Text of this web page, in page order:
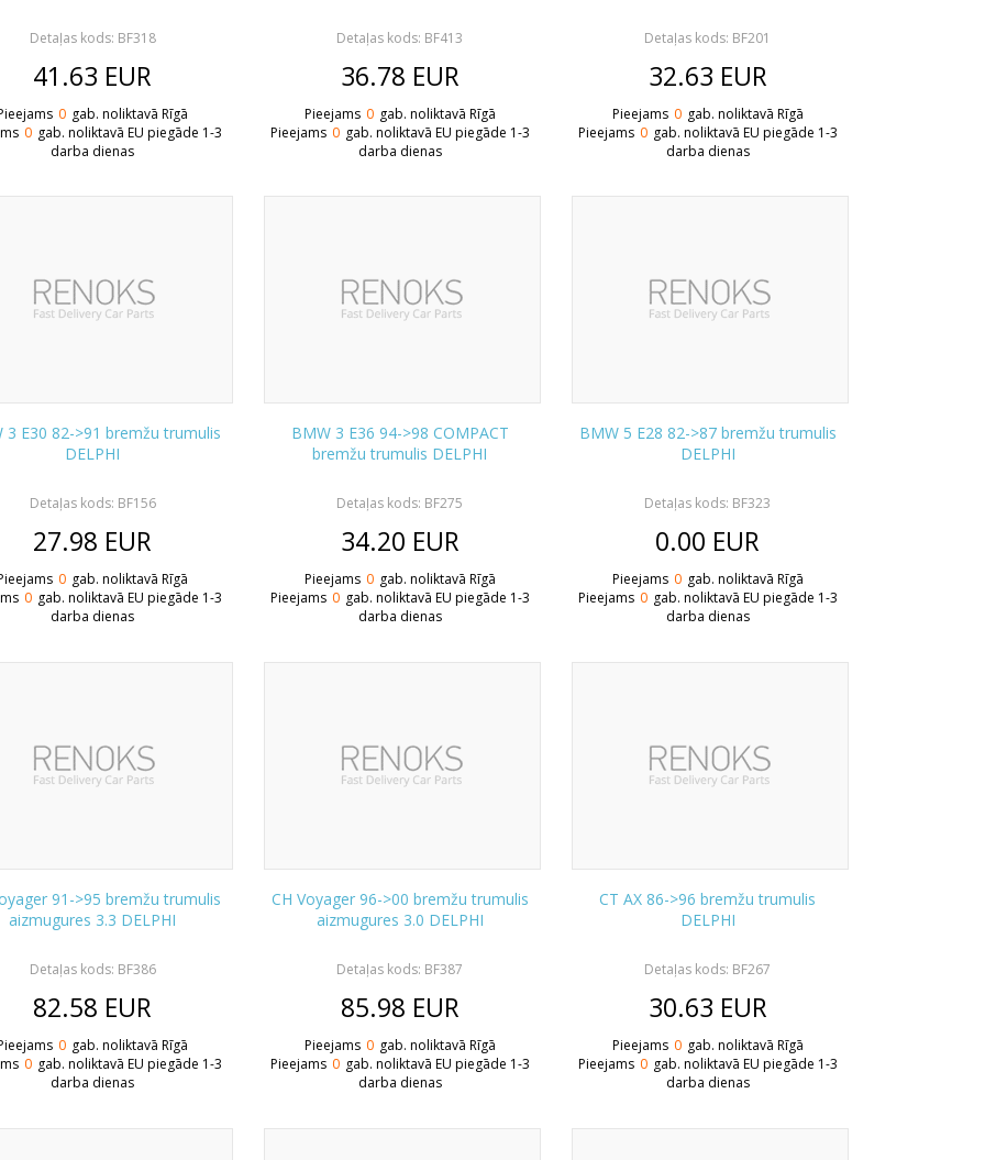
Detaļas kods: BF318
41.63 EUR
0 gab. noliktavā Rīgā
0 gab. noliktavā EU piegāde 1-3
darba dienas
Detaļas kods: BF413
36.78 EUR
Pieejams 0 gab. noliktavā Rīgā
Pieejams 0 gab. noliktavā EU piegāde 1-3
darba dienas
Detaļas kods: BF201
32.63 EUR
Pieejams 0 gab. noliktavā Rīgā
Pieejams 0 gab. noliktavā EU piegāde 1-3
darba dienas
3 E30 82->91 bremžu trumulis
DELPHI
Detaļas kods: BF156
27.98 EUR
0 gab. noliktavā Rīgā
0 gab. noliktavā EU piegāde 1-3
darba dienas
BMW 3 E36 94->98 COMPACT
bremžu trumulis DELPHI
Detaļas kods: BF275
34.20 EUR
Pieejams 0 gab. noliktavā Rīgā
Pieejams 0 gab. noliktavā EU piegāde 1-3
darba dienas
BMW 5 E28 82->87 bremžu trumulis
DELPHI
Detaļas kods: BF323
0.00 EUR
Pieejams 0 gab. noliktavā Rīgā
Pieejams 0 gab. noliktavā EU piegāde 1-3
darba dienas
91->95 bremžu trumulis
aizmugures 3.3 DELPHI
Detaļas kods: BF386
82.58 EUR
0 gab. noliktavā Rīgā
0 gab. noliktavā EU piegāde 1-3
darba dienas
CH Voyager 96->00 bremžu trumulis
aizmugures 3.0 DELPHI
Detaļas kods: BF387
85.98 EUR
Pieejams 0 gab. noliktavā Rīgā
Pieejams 0 gab. noliktavā EU piegāde 1-3
darba dienas
CT AX 86->96 bremžu trumulis
DELPHI
Detaļas kods: BF267
30.63 EUR
Pieejams 0 gab. noliktavā Rīgā
Pieejams 0 gab. noliktavā EU piegāde 1-3
darba dienas